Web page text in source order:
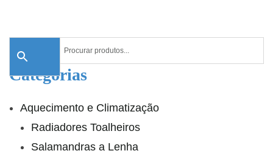
Categorias
Aquecimento e Climatização
Radiadores Toalheiros
Salamandras a Lenha